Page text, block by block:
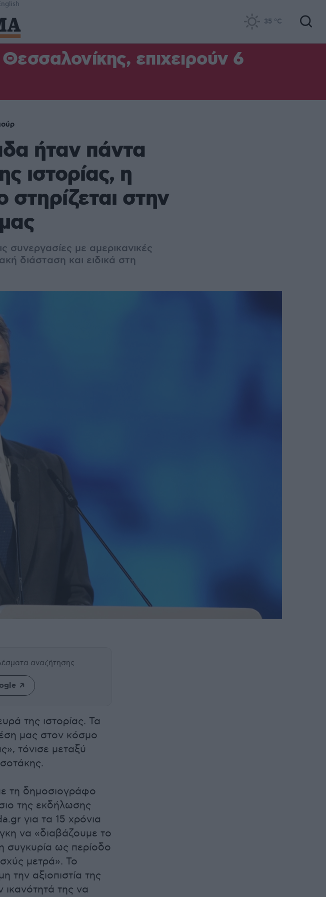
35 °C
επιχειρούν 6
ήταν πάντα
ιστορίας, η
στην
με αμερικανικές
διάσταση και ειδικά στη
αναζήτησης
της ιστορίας. Τα
μας στον κόσμο
τόνισε μεταξύ
τη δημοσιογράφο
της εκδήλωσης
για τα 15 χρόνια
να «διαβάζουμε το
συγκυρία ως περίοδο
μετρά». Το
την αξιοπιστία της
ικανότητά της να